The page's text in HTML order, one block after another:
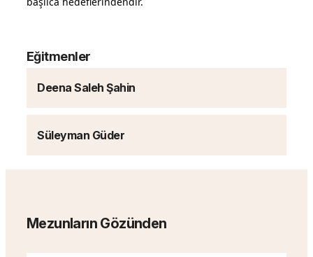
Eğitmenler
Deena Saleh Şahin
Süleyman Güder
Mezunların Gözünden